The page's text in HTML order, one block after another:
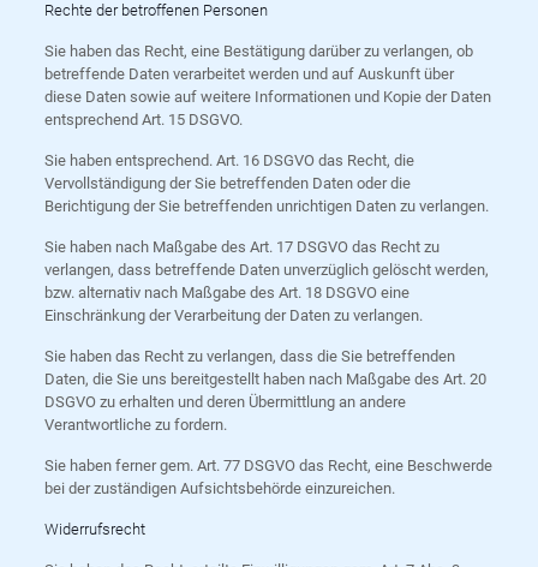
Rechte der betroffenen Personen
Sie haben das Recht, eine Bestätigung darüber zu verlangen, ob
betreffende Daten verarbeitet werden und auf Auskunft über
diese Daten sowie auf weitere Informationen und Kopie der Daten
entsprechend Art. 15 DSGVO.
Sie haben entsprechend. Art. 16 DSGVO das Recht, die
Vervollständigung der Sie betreffenden Daten oder die
Berichtigung der Sie betreffenden unrichtigen Daten zu verlangen.
Sie haben nach Maßgabe des Art. 17 DSGVO das Recht zu
verlangen, dass betreffende Daten unverzüglich gelöscht werden,
bzw. alternativ nach Maßgabe des Art. 18 DSGVO eine
Einschränkung der Verarbeitung der Daten zu verlangen.
Sie haben das Recht zu verlangen, dass die Sie betreffenden
Daten, die Sie uns bereitgestellt haben nach Maßgabe des Art. 20
DSGVO zu erhalten und deren Übermittlung an andere
Verantwortliche zu fordern.
Sie haben ferner gem. Art. 77 DSGVO das Recht, eine Beschwerde
bei der zuständigen Aufsichtsbehörde einzureichen.
Widerrufsrecht